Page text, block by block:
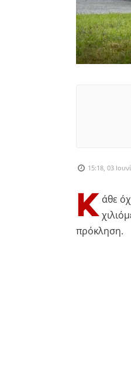
15:18, 03
Κ άθε
πρόκληση.